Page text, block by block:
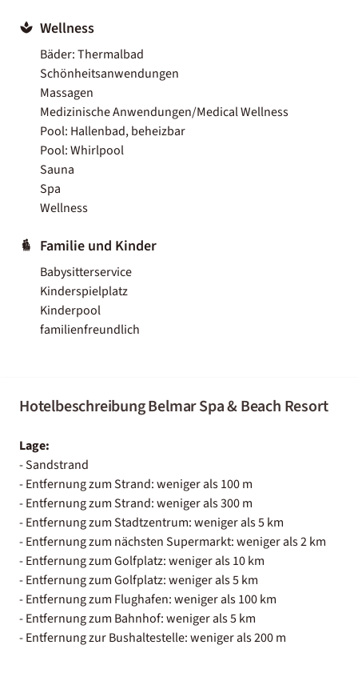
Wellness
Bäder: Thermalbad
Schönheitsanwendungen
Massagen
Medizinische Anwendungen/Medical Wellness
Pool: Hallenbad, beheizbar
Pool: Whirlpool
Sauna
Spa
Wellness
Familie und Kinder
Babysitterservice
Kinderspielplatz
Kinderpool
familienfreundlich
Hotelbeschreibung Belmar Spa & Beach Resort
Lage:
- Sandstrand
- Entfernung zum Strand: weniger als 100 m
- Entfernung zum Strand: weniger als 300 m
- Entfernung zum Stadtzentrum: weniger als 5 km
- Entfernung zum nächsten Supermarkt: weniger als 2 km
- Entfernung zum Golfplatz: weniger als 10 km
- Entfernung zum Golfplatz: weniger als 5 km
- Entfernung zum Flughafen: weniger als 100 km
- Entfernung zum Bahnhof: weniger als 5 km
- Entfernung zur Bushaltestelle: weniger als 200 m